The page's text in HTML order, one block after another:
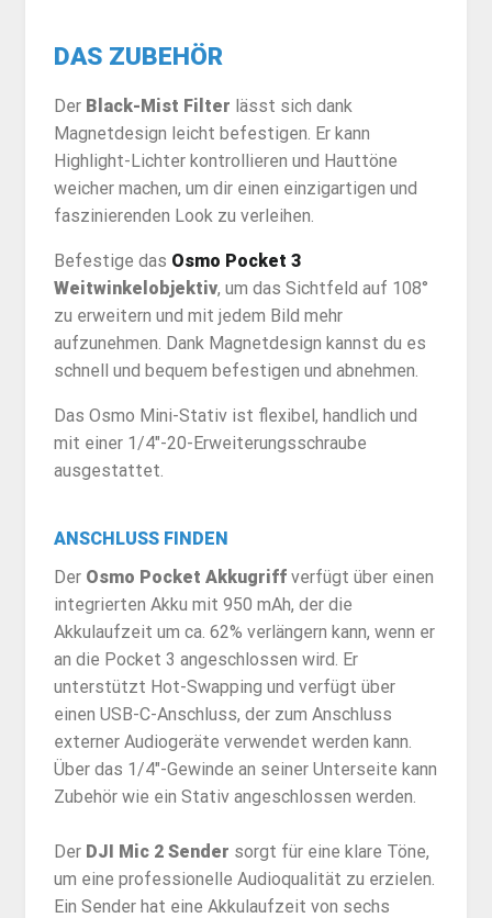
DAS ZUBEHÖR
Der Black-Mist Filter lässt sich dank
Magnetdesign leicht befestigen. Er kann
Highlight-Lichter kontrollieren und Hauttöne
weicher machen, um dir einen einzigartigen und
faszinierenden Look zu verleihen.
Befestige das Osmo Pocket 3
Weitwinkelobjektiv, um das Sichtfeld auf 108°
zu erweitern und mit jedem Bild mehr
aufzunehmen. Dank Magnetdesign kannst du es
schnell und bequem befestigen und abnehmen.
Das Osmo Mini-Stativ ist flexibel, handlich und
mit einer 1/4″-20-Erweiterungsschraube
ausgestattet.
ANSCHLUSS FINDEN
Der Osmo Pocket Akkugriff verfügt über einen
integrierten Akku mit 950 mAh, der die
Akkulaufzeit um ca. 62% verlängern kann, wenn er
an die Pocket 3 angeschlossen wird. Er
unterstützt Hot-Swapping und verfügt über
einen USB-C-Anschluss, der zum Anschluss
externer Audiogeräte verwendet werden kann.
Über das 1/4″-Gewinde an seiner Unterseite kann
Zubehör wie ein Stativ angeschlossen werden.
Der DJI Mic 2 Sender sorgt für eine klare Töne,
um eine professionelle Audioqualität zu erzielen.
Ein Sender hat eine Akkulaufzeit von sechs